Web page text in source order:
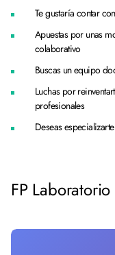
Te gustaría contar
Apuestas por unas
colaborativo
Buscas un equipo
Luchas por
profesionales
Deseas
FP